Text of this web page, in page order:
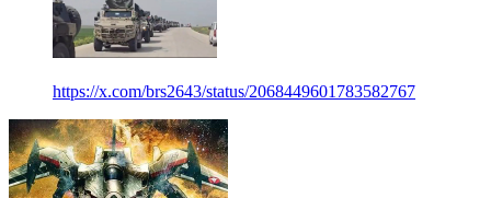
https://x.com/brs2643/status/2068449601783582767